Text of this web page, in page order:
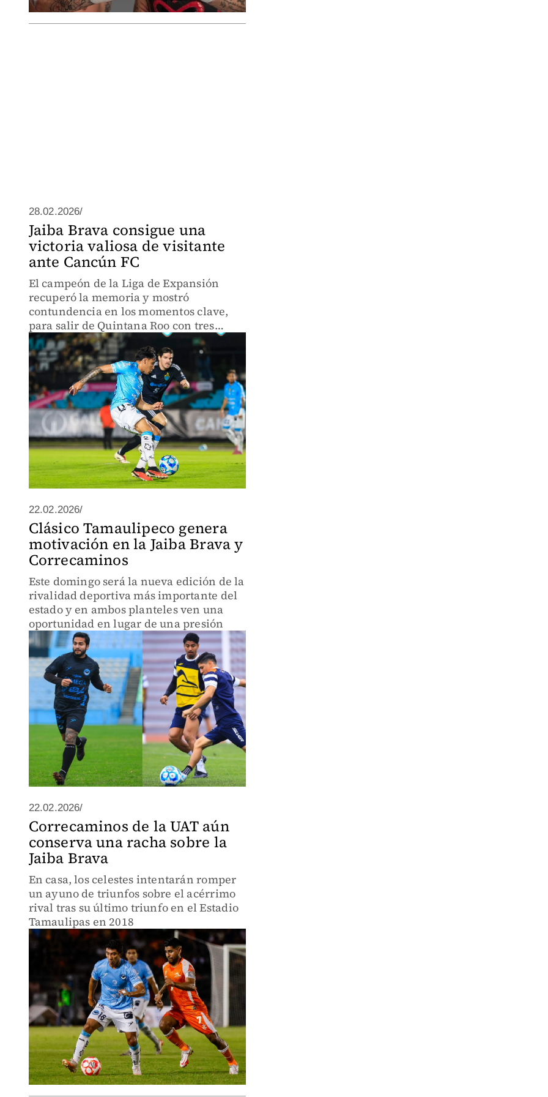
28.02.2026/
Jaiba Brava consigue una
victoria valiosa de visitante
ante Cancún FC
El campeón de la Liga de Expansión
recuperó la memoria y mostró
contundencia en los momentos clave,
para salir de Quintana Roo con tres
puntos valiosos
22.02.2026/
Clásico Tamaulipeco genera
motivación en la Jaiba Brava y
Correcaminos
Este domingo será la nueva edición de la
rivalidad deportiva más importante del
estado y en ambos planteles ven una
oportunidad en lugar de una presión
22.02.2026/
Correcaminos de la UAT aún
conserva una racha sobre la
Jaiba Brava
En casa, los celestes intentarán romper
un ayuno de triunfos sobre el acérrimo
rival tras su último triunfo en el Estadio
Tamaulipas en 2018